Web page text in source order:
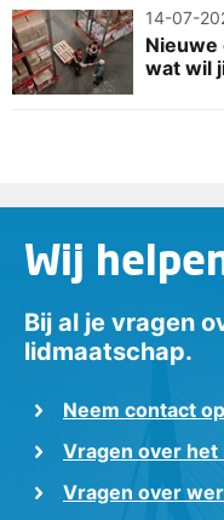
14-07-
Nieuwe
wat wil
Wij
Bij al je vragen
lidmaatschap.
Neem contact
Vragen over het
Vragen over